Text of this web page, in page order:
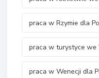
praca w Rzymie dla
praca w turystyce we
praca w Wenecji dla